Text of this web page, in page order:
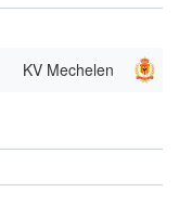
KV Mechelen